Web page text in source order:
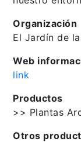
Organización
El Jardín de
Web
link
Productos
>> Plantas
Otros